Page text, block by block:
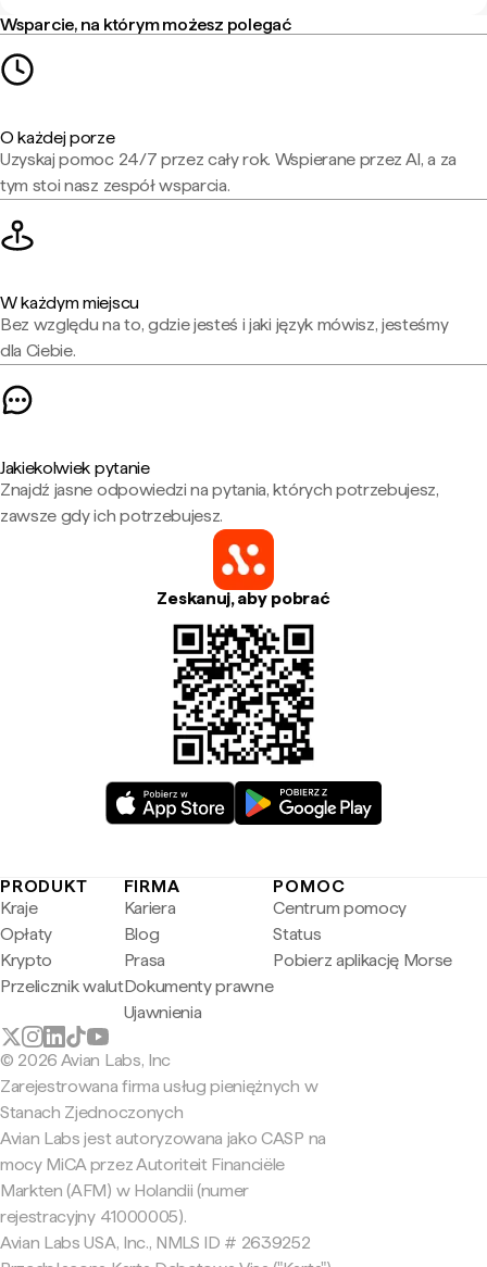
Wsparcie, na którym możesz polegać
O każdej porze
Uzyskaj pomoc 24/7 przez cały rok. Wspierane przez AI, a za
tym stoi nasz zespół wsparcia.
W każdym miejscu
Bez względu na to, gdzie jesteś i jaki język mówisz, jesteśmy
dla Ciebie.
Jakiekolwiek pytanie
Znajdź jasne odpowiedzi na pytania, których potrzebujesz,
zawsze gdy ich potrzebujesz.
Zeskanuj, aby pobrać
PRODUKT
Kraje
Opłaty
Krypto
Przelicznik walut
FIRMA
Kariera
Blog
Prasa
Dokumenty prawne
Ujawnienia
POMOC
Centrum pomocy
Status
Pobierz aplikację Morse
© 2026 Avian Labs, Inc
Zarejestrowana firma usług pieniężnych w
Stanach Zjednoczonych
Avian Labs jest autoryzowana jako CASP na
mocy MiCA przez Autoriteit Financiële
Markten (AFM) w Holandii (numer
rejestracyjny 41000005).
Avian Labs USA, Inc., NMLS ID # 2639252